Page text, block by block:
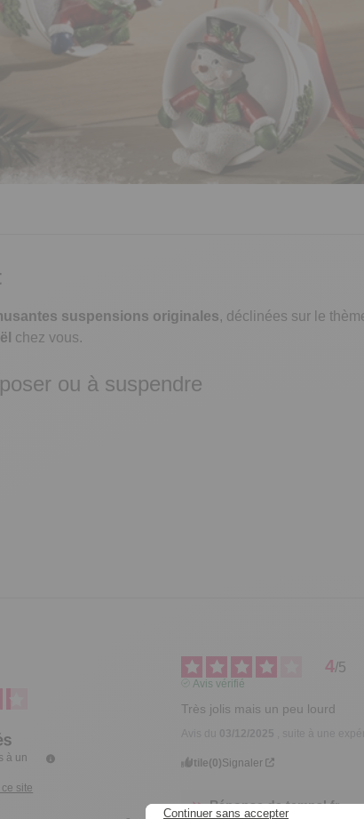
suspensions originales, déclinées sur le
chez vous.
ou à suspendre
à un
site
4/5
Avis vérifié
Très jolis mais un peu lourd
03/12/2025
Utile(0)Signaler
Réponse detempsl.fr